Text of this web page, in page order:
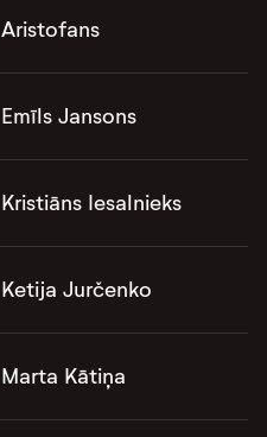
Aristofans
Emīls Jansons
Kristiāns Iesalnieks
Ketija Jurčenko
Marta Kātiņa